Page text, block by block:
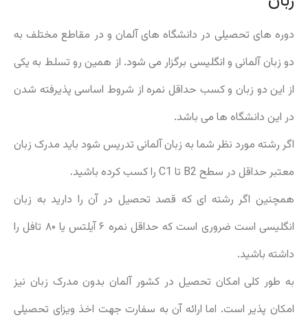
دوره های تحصیلی در دانشگاه های آلمان و در مقاطع مختلف به
دو زبان آلمانی و انگلیسی برگزار می شود. از همین رو تسلط به یکی
از این دو زبان و کسب حداقل نمره از شروط اساسی پذیرفته شدن
در این دانشگاه ها می باشد.
اگر رشته مورد نظر شما به زبان آلمانی تدریس شود باید مدرک زبان
معتبر حداقل در سطح B2 تا C1 را کسب کرده باشید.
همچنین اگر رشته ای که قصد تحصیل در آن را دارید به زبان
انگلیسی است ضروری است که حداقل نمره ۶ آیلتس یا ۸۰ تافل را
داشته باشید.
به طور کلی امکان تحصیل در کشور آلمان بدون مدرک زبان نیز
امکان پذیر است. اما ارائه آن به سفارت جهت اخذ ویزای تحصیلی